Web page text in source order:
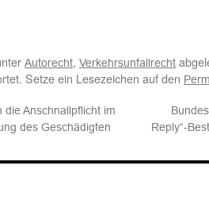
Autorecht, Verkehrsunfallrecht
Setze ein Lesezeichen auf den
die Anschnallpflicht im
des Geschädigten
Reply“-